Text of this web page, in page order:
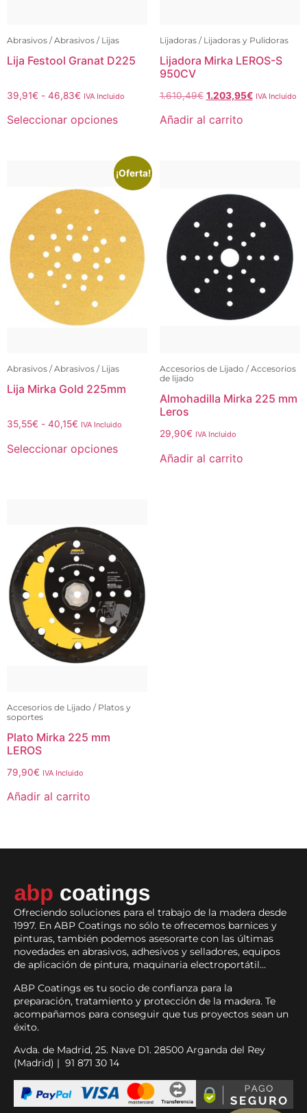
Abrasivos / Abrasivos / Lijas
Lija Festool Granat D225
39,91€ - 46,83€ IVA Incluido
Seleccionar opciones
Lijadoras / Lijadoras y Pulidoras
Lijadora Mirka LEROS-S
950CV
1.610,49€ 1.203,95€ IVA Incluido
Añadir al carrito
¡Oferta!
Abrasivos / Abrasivos / Lijas
Lija Mirka Gold 225mm
35,55€ - 40,15€ IVA Incluido
Seleccionar opciones
Accesorios de Lijado / Accesorios
de lijado
Almohadilla Mirka 225 mm
Leros
29,90€ IVA Incluido
Añadir al carrito
Accesorios de Lijado / Platos y
soportes
Plato Mirka 225 mm
LEROS
79,90€ IVA Incluido
Añadir al carrito
Ofreciendo soluciones para el trabajo de la madera desde
1997. En ABP Coatings no sólo te ofrecemos barnices y
pinturas, también podemos asesorarte con las últimas
novedades en abrasivos, adhesivos y selladores, equipos
de aplicación de pintura, maquinaria electroportátil…
ABP Coatings es tu socio de confianza para la
preparación, tratamiento y protección de la madera. Te
acompañamos para conseguir que tus proyectos sean un
éxito.
Avda. de Madrid, 25. Nave D1. 28500 Arganda del Rey
(Madrid) | 91 871 30 14